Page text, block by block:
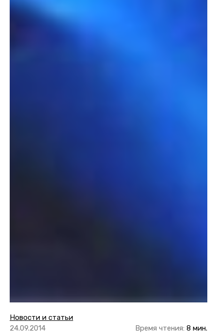
Новости и статьи
24.09.2014
Время чтения: 8 мин.